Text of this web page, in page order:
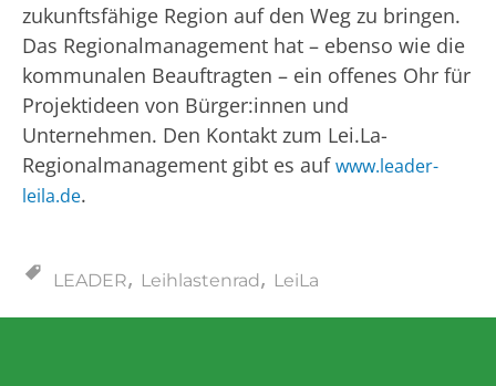
zukunftsfähige Region auf den Weg zu bringen.
Das Regionalmanagement hat – ebenso wie die
kommunalen Beauftragten – ein offenes Ohr für
Projektideen von Bürger:innen und
Unternehmen. Den Kontakt zum Lei.La-
Regionalmanagement gibt es aufwww.leader-
leila.de.
LEADER, Leihlastenrad, LeiLa